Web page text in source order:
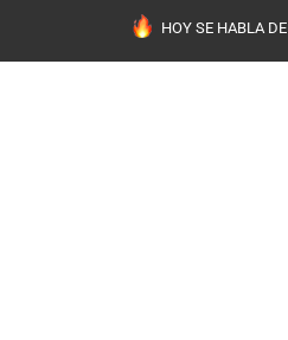
HOY SE HABLA DE